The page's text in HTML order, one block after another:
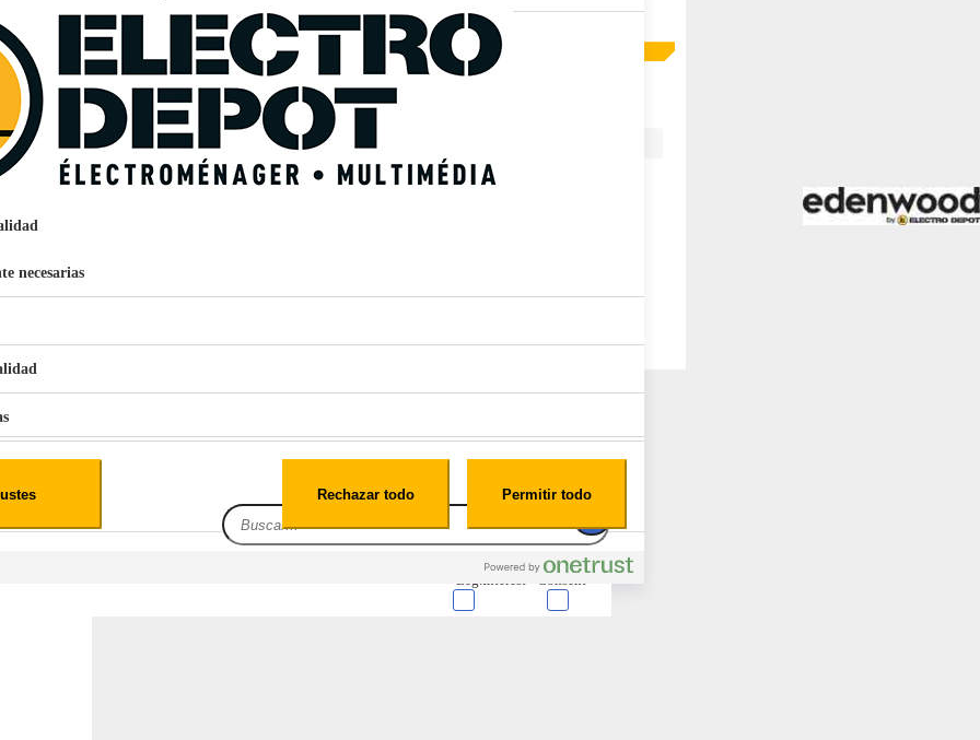
1,1L Limpia Sofás Alfombras Coche SP3
159€ 96
Pago aplazos
EcoTank EPSON ET-2861
necesarias
web, los datos pueden almacenarse o recuperarse de tu navegador, generalmente en forma de cookies.
Consent
Leg.Interest
Rechazar todo Permitir todo